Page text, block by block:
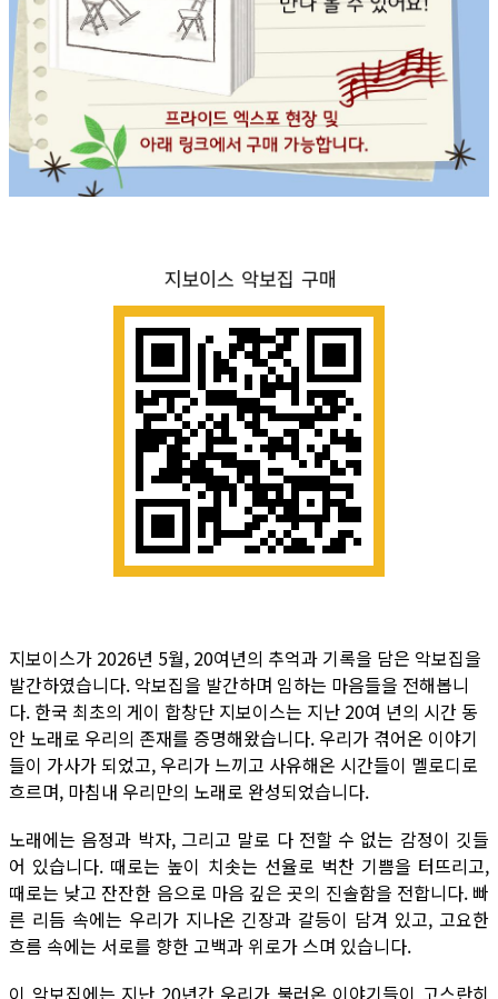
지보이스가 2026년 5월, 20여년의 추억과 기록을 담은 악보집을
발간하였습니다. 악보집을 발간하며 임하는 마음들을 전해봅니
다. 한국 최초의 게이 합창단 지보이스는 지난 20여 년의 시간 동
안 노래로 우리의 존재를 증명해왔습니다. 우리가 겪어온 이야기
들이 가사가 되었고, 우리가 느끼고 사유해온 시간들이 멜로디로
흐르며, 마침내 우리만의 노래로 완성되었습니다.
노래에는 음정과 박자, 그리고 말로 다 전할 수 없는 감정이 깃들
어 있습니다. 때로는 높이 치솟는 선율로 벅찬 기쁨을 터뜨리고,
때로는 낮고 잔잔한 음으로 마음 깊은 곳의 진솔함을 전합니다. 빠
른 리듬 속에는 우리가 지나온 긴장과 갈등이 담겨 있고, 고요한
흐름 속에는 서로를 향한 고백과 위로가 스며 있습니다.
이 악보집에는 지난 20년간 우리가 불러온 이야기들이 고스란히